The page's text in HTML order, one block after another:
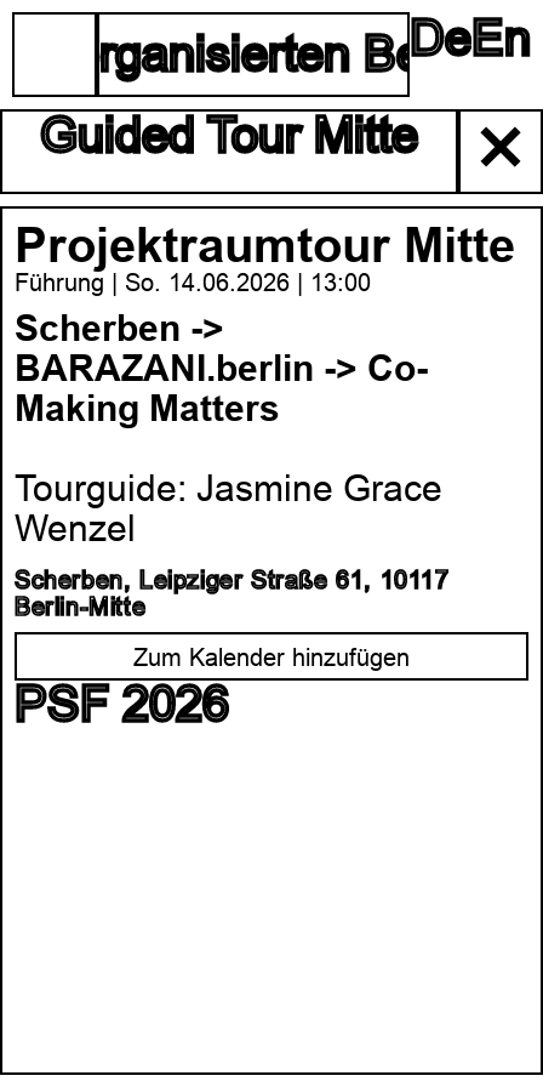
DeEn
Guided Tour Mitte
✕
Projektraumtour Mitte
Führung | So. 14.06.2026 | 13:00
Scherben ->
BARAZANI.berlin -> Co-
Making Matters
Tourguide: Jasmine Grace
Wenzel
Scherben, Leipziger Straße 61, 10117
Berlin-Mitte
Zum Kalender hinzufügen
PSF 2026